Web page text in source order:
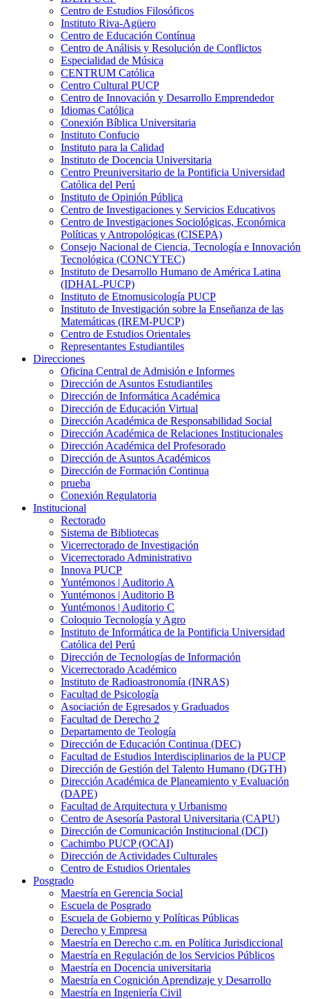
Centro de Estudios Filosóficos
Instituto Riva-Agüero
Centro de Educación Contínua
Centro de Análisis y Resolución de Conflictos
Especialidad de Música
CENTRUM Católica
Centro Cultural PUCP
Centro de Innovación y Desarrollo Emprendedor
Idiomas Católica
Conexión Bíblica Universitaria
Instituto Confucio
Instituto para la Calidad
Instituto de Docencia Universitaria
Centro Preuniversitario de la Pontificia Universidad
Católica del Perú
Instituto de Opinión Pública
Centro de Investigaciones y Servicios Educativos
Centro de Investigaciones Sociológicas, Económica
Políticas y Antropológicas (CISEPA)
Consejo Nacional de Ciencia, Tecnología e Innovación
Tecnológica (CONCYTEC)
Instituto de Desarrollo Humano de América Latina
(IDHAL-PUCP)
Instituto de Etnomusicología PUCP
Instituto de Investigación sobre la Enseñanza de las
Matemáticas (IREM-PUCP)
Centro de Estudios Orientales
Representantes Estudiantiles
Direcciones
Oficina Central de Admisión e Informes
Dirección de Asuntos Estudiantiles
Dirección de Informática Académica
Dirección de Educación Virtual
Dirección Académica de Responsabilidad Social
Dirección Académica de Relaciones Institucionales
Dirección Académica del Profesorado
Dirección de Asuntos Académicos
Dirección de Formación Continua
prueba
Conexión Regulatoria
Institucional
Rectorado
Sistema de Bibliotecas
Vicerrectorado de Investigación
Vicerrectorado Administrativo
Innova PUCP
Yuntémonos | Auditorio A
Yuntémonos | Auditorio B
Yuntémonos | Auditorio C
Coloquio Tecnología y Agro
Instituto de Informática de la Pontificia Universidad
Católica del Perú
Dirección de Tecnologías de Información
Vicerrectorado Académico
Instituto de Radioastronomía (INRAS)
Facultad de Psicología
Asociación de Egresados y Graduados
Facultad de Derecho 2
Departamento de Teología
Dirección de Educación Continua (DEC)
Facultad de Estudios Interdisciplinarios de la PUCP
Dirección de Gestión del Talento Humano (DGTH)
Dirección Académica de Planeamiento y Evaluación
(DAPE)
Facultad de Arquitectura y Urbanismo
Centro de Asesoría Pastoral Universitaria (CAPU)
Dirección de Comunicación Institucional (DCI)
Cachimbo PUCP (OCAI)
Dirección de Actividades Culturales
Centro de Estudios Orientales
Posgrado
Maestría en Gerencia Social
Escuela de Posgrado
Escuela de Gobierno y Políticas Públicas
Derecho y Empresa
Maestría en Derecho c.m. en Política Jurisdiccional
Maestría en Regulación de los Servicios Públicos
Maestría en Docencia universitaria
Maestría en Cognición Aprendizaje y Desarrollo
Maestría en Ingeniería Civil